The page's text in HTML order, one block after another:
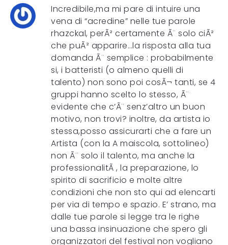
Incredibile,ma mi pare di intuire una
vena di “acredine” nelle tue parole
rhazckal, perÃ² certamente Ã¨ solo ciÃ²
che puÃ² apparire…la risposta alla tua
domanda Ã¨ semplice : probabilmente
si, i batteristi (o almeno quelli di
talento) non sono poi cosÃ¬ tanti, se 4
gruppi hanno scelto lo stesso, Ã¨
evidente che c’Ã¨ senz’altro un buon
motivo, non trovi? inoltre, da artista io
stessa,posso assicurarti che a fare un
Artista (con la A maiscola, sottolineo)
non Ã¨ solo il talento, ma anche la
professionalitÃ , la preparazione, lo
spirito di sacrificio e molte altre
condizioni che non sto qui ad elencarti
per via di tempo e spazio. E’ strano, ma
dalle tue parole si legge tra le righe
una bassa insinuazione che spero gli
organizzatori del festival non vogliano